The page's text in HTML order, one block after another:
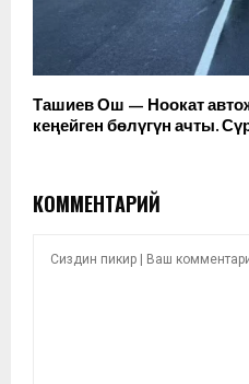
Ташиев Ош — Ноокат
кеңейген бөлүгүн ачты.
КОММЕНТАРИЙ